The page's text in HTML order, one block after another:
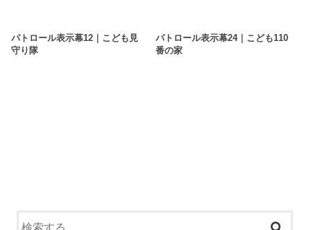
パトロール表示幕12｜こども見
守り隊
パトロール表示幕24｜こども110
番の家